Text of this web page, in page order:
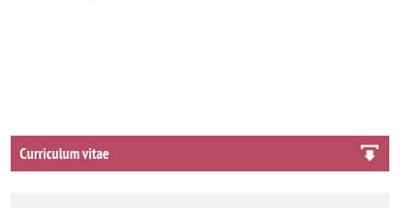
Curriculum vitae